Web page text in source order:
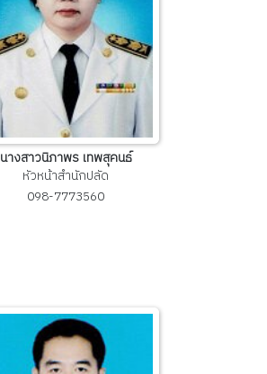
นางสาวนิภาพร เทพสุคนธ์
หัวหน้าสำนักปลัด
098-7773560